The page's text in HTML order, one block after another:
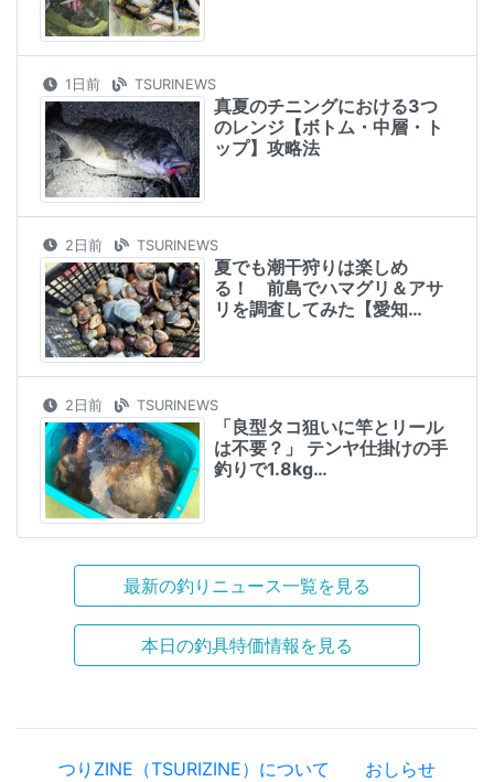
1日前 TSURINEWS
真夏のチニングにおける3つ
のレンジ【ボトム・中層・ト
ップ】攻略法
2日前 TSURINEWS
夏でも潮干狩りは楽しめ
る！ 前島でハマグリ＆アサ
リを調査してみた【愛知…
2日前 TSURINEWS
「良型タコ狙いに竿とリール
は不要？」 テンヤ仕掛けの手
釣りで1.8kg…
最新の釣りニュース一覧を見る
本日の釣具特価情報を見る
つりZINE（TSURIZINE）について おしらせ